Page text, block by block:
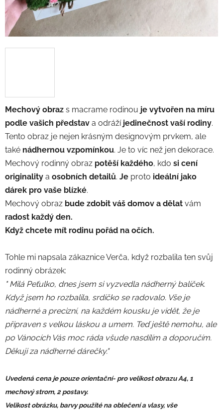
Mechový obraz s macrame rodinou je vytvořen na míru
podle vašich představ a odrážíjedinečnost vaší rodiny.
Tento obraz je nejen krásným designovým prvkem, ale
také nádhernou vzpomínkou. Je to víc než jen dekorace.
Mechový rodinný obraz potěší každého, kdo si cení
originality a osobních detailů. Je proto ideální jako
dárek pro vaše blízké.
Mechový obraz bude zdobit váš domov a dělat vám
radost každý den.
Když chcete mít rodinu pořád na očích.
Tohle mi napsala zákaznice Verča, když rozbalila ten svůj
rodinný obrázek:
" Milá Peťulko, dnes jsem si vyzvedla nádherný balíček.
Když jsem ho rozbalila, srdíčko se radovalo. Vše je
nádherné a precizní, na každém kousku je vidět, že je
připraven s velkou láskou a umem. Teď ještě nemohu, ale
po Vánocích Vás moc ráda všude nasdílím a doporučím.
Děkuji za nádherné dárečky."
Uvedená cena je pouze orientační- pro velikost obrazu A4, 1
mechový strom, 2 postavy.
Velikost obrázku, barvy použité na oblečení a vlasy, vše